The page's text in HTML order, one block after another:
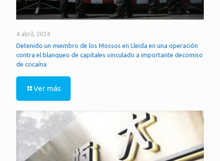
4 abril, 2024
Detenido un miembro de los Mossos en Lleida en una operación
contra el blanqueo de capitales vinculado a importante decomiso
de cocaína
Ver más